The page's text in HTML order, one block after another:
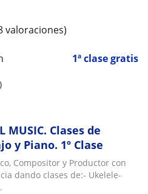
1ª clase gratis
valoraciones)
MUSIC. Clases de
y Piano. 1º Clase
Compositor y Productor con
dando clases de:- Ukelele-